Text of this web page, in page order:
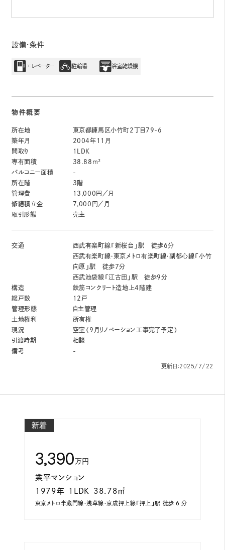
設備・条件
エレベーター 駐輪場 浴室乾燥機
物件概要
所在地
東京都練馬区小竹町2丁目79-6
築年月
2004年11月
間取り
1LDK
専有面積
38.88m²
バルコニー面積
-
所在階
3階
管理費
13,000円／月
修繕積立金
7,000円／月
取引形態
売主
交通
西武有楽町線「新桜台」駅 徒歩6分
西武有楽町線・東京メトロ有楽町線・副都心線「小竹
向原」駅 徒歩7分
西武池袋線「江古田」駅 徒歩9分
構造
鉄筋コンクリート造地上4階建
総戸数
12戸
管理形態
自主管理
土地権利
所有権
現況
空室（9月リノベーション工事完了予定）
引渡時期
相談
備考
-
更新日：2025/7/22
新着
3,390万円
業平マンション
1979年
1LDK 38.78㎡
東京メトロ半蔵門線・浅草線・京成押上線「押上」駅 徒歩 6 分